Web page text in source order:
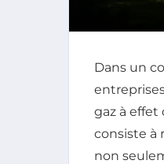
Dans un
gaz à
consiste à
non